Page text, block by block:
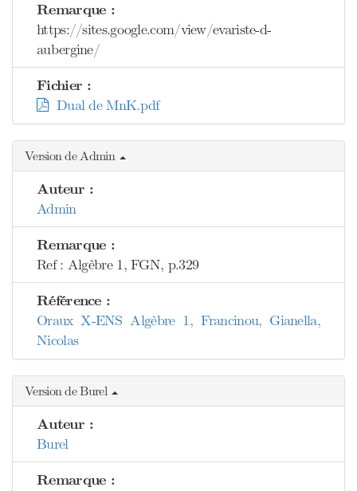
Remarque :
https://sites.google.com/view/evariste-d-
aubergine/
Fichier :
Dual de MnK.pdf
Version de Admin
Auteur :
Admin
Remarque :
Ref : Algèbre 1, FGN, p.329
Référence :
Oraux X-ENS Algèbre 1, Francinou, Gianella,
Nicolas
Version de Burel
Auteur :
Burel
Remarque :